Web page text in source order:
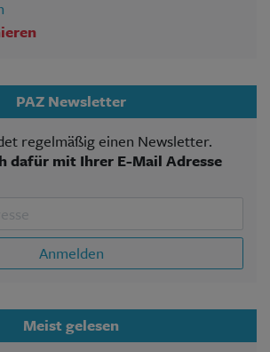
PAZ Newsletter
regelmäßig einen Newsletter.
dafür mit Ihrer E-Mail Adresse
Anmelden
Meist gelesen